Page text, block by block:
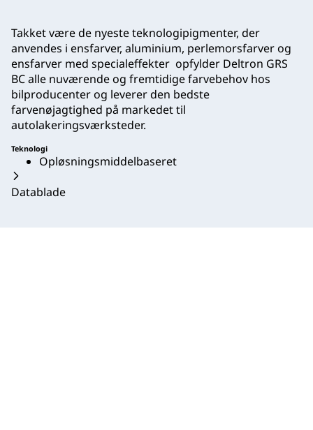
Takket være de nyeste teknologipigmenter, der
anvendes i ensfarver, aluminium, perlemorsfarver og
ensfarver med specialeffekter opfylder Deltron GRS
BC alle nuværende og fremtidige farvebehov hos
bilproducenter og leverer den bedste
farvenøjagtighed på markedet til
autolakeringsværksteder.
Teknologi
Opløsningsmiddelbaseret
Datablade